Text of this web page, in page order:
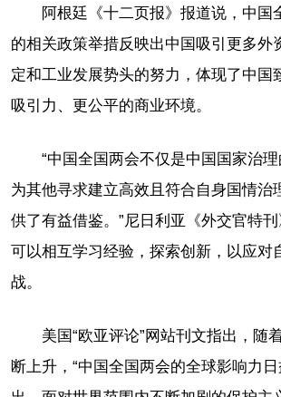
阿根廷《十二页报》报道说，中国
的相关政策举措反映出中国吸引更多外
定和工业发展势头的努力，体现了中国
吸引力、更公平的商业环境。
“中国全国两会不仅是中国国家治
为其他寻求建立高效且符合自身国情治
供了有益借鉴。”尼日利亚《外交官特
可以相互学习经验，探索创新，以应对
战。
美国“欧亚评论”网站刊文指出，随
断上升，“中国全国两会的全球影响力